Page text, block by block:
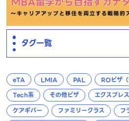
タグ一覧
eTA LMIA PAL
ROビザ
Tech系
その他ビザ
エクスプレ
ケアギバー
ファミリークラス
フ